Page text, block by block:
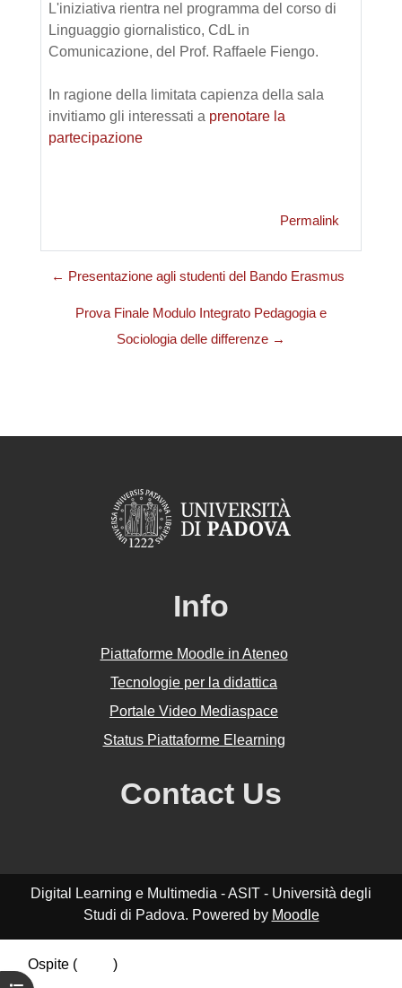
L'iniziativa rientra nel programma del corso di
Linguaggio giornalistico, CdL in
Comunicazione, del Prof. Raffaele Fiengo.
In ragione della limitata capienza della sala
invitiamo gli interessati a prenotare la
partecipazione
Permalink
← Presentazione agli studenti del Bando Erasmus
Prova Finale Modulo Integrato Pedagogia e
Sociologia delle differenze →
Info
Piattaforme Moodle in Ateneo
Tecnologie per la didattica
Portale Video Mediaspace
Status Piattaforme Elearning
Contact Us
Digital Learning e Multimedia - ASIT - Università degli
Studi di Padova. Powered by Moodle
Ospite (
)